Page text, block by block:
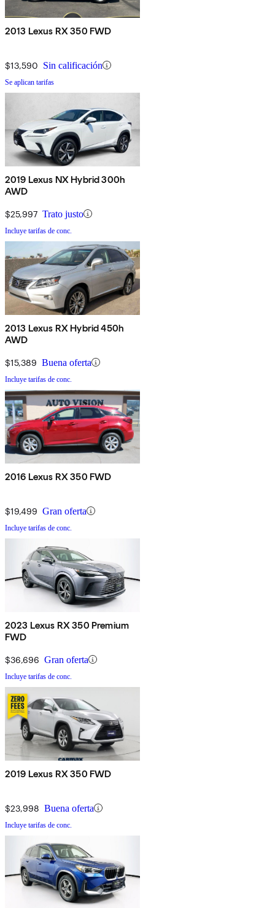
2013 Lexus RX 350 FWD
$13,590 Sin calificación
Se aplican tarifas
2019 Lexus NX Hybrid 300h
AWD
$25,997 Trato justo
Incluye tarifas de conc.
2013 Lexus RX Hybrid 450h
AWD
$15,389 Buena oferta
Incluye tarifas de conc.
2016 Lexus RX 350 FWD
$19,499 Gran oferta
Incluye tarifas de conc.
2023 Lexus RX 350 Premium
FWD
$36,696 Gran oferta
Incluye tarifas de conc.
2019 Lexus RX 350 FWD
$23,998 Buena oferta
Incluye tarifas de conc.